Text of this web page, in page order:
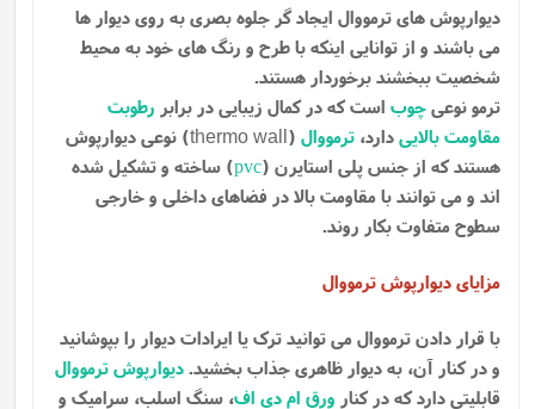
دیوارپوش های ترمووال ایجاد گر جلوه بصری به روی دیوار ها
می باشند و از توانایی اینکه با طرح و رنگ های خود به محیط
شخصیت ببخشند برخوردار هستند.
ترمو نوعیچوب است که در کمال زیبایی در برابر رطوبت
مقاومت بالاییدارد، ترمووال (
thermo wall) نوعی دیوارپوش
هستند که از جنس پلی استایرن (pvc) ساخته و تشکیل شده
اند و می توانند با مقاومت بالا در فضاهای داخلی و خارجی
سطوح متفاوت بکار روند.
مزایای دیوارپوش ترمووال
با قرار دادن ترمووال می توانید ترک یا ایرادات دیوار را بپوشانید
و در کنار آن، به دیوار ظاهری جذاب بخشید.دیوارپوش ترمووال
قابلیتی دارد که در کنار ورق ام دی اف، سنگ اسلب، سرامیک و